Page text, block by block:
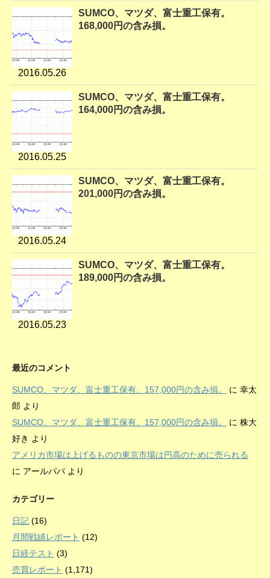
2016.05.26
SUMCO、マツダ、富士重工保有。
168,000円の含み損。
2016.05.25
SUMCO、マツダ、富士重工保有。
164,000円の含み損。
2016.05.24
SUMCO、マツダ、富士重工保有。
201,000円の含み損。
2016.05.23
SUMCO、マツダ、富士重工保有。
189,000円の含み損。
最近のコメント
SUMCO、マツダ、富士重工保有。157,000円の含み損。 に 幸太
郎 より
SUMCO、マツダ、富士重工保有。157,000円の含み損。
に 株大
好き より
アメリカ市場は上げるものの東京市場は円高のために売られる
に アールパパ より
カテゴリー
日記 (16)
月間戦績レポート (12)
日経テスト (3)
売買レポート (1,171)